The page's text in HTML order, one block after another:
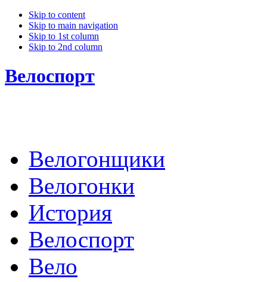
Skip to content
Skip to main navigation
Skip to 1st column
Skip to 2nd column
Велоспорт
Велогонщики
Велогонки
История
Велоспорт
Вело